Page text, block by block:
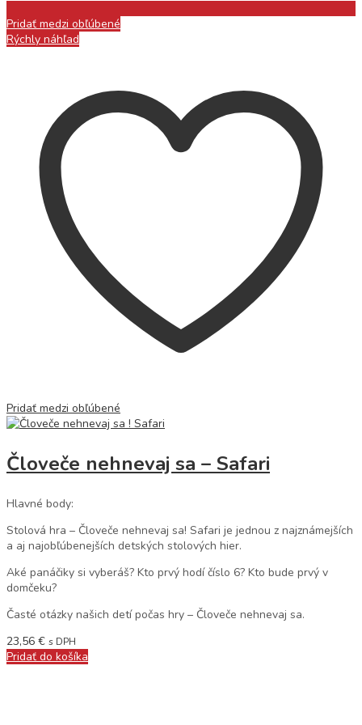
Pridať medzi obľúbené
Rýchly náhľad
Pridať medzi obľúbené
Človeče nehnevaj sa – Safari
Hlavné body:
Stolová hra – Človeče nehnevaj sa! Safari je jednou z najznámejších
a aj najobľúbenejších detských stolových hier.
Aké panáčiky si vyberáš? Kto prvý hodí číslo 6? Kto bude prvý v
domčeku?
Časté otázky našich detí počas hry – Človeče nehnevaj sa.
23,56 € s DPH
Pridať do košíka